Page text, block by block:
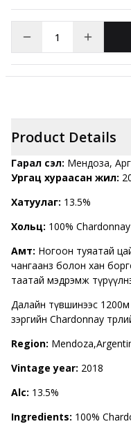
Product Details
Гарал үүсэл: Мендоза,
Ургац хураасан жил:
Хатуулаг: 13.5%
Хольц: 100% Chardonnay
Амт: Ногоон туяатай
чангаанз болон хан
таатай мэдрэмж
Далайн түвшинээс 1200м
зэргийн Chardonnay
Region:
Vintage year: 2018
Alc: 13.5%
Ingredients: 100%